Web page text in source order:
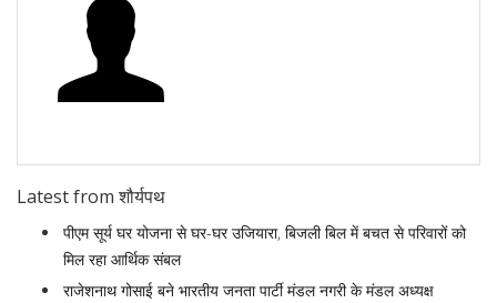
Latest from शौर्यपथ
पीएम सूर्य घर योजना से घर-घर उजियारा, बिजली बिल में बचत से परिवारों को
मिल रहा आर्थिक संबल
राजेशनाथ गोसाई बने भारतीय जनता पार्टी मंडल नगरी के मंडल अध्यक्ष